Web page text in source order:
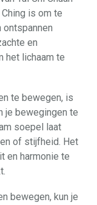
is om te
en
het lichaam te
te bewegen, is
je bewegingen te
soepel laat
of stijfheid. Het
en harmonie te
bewegen, kun je